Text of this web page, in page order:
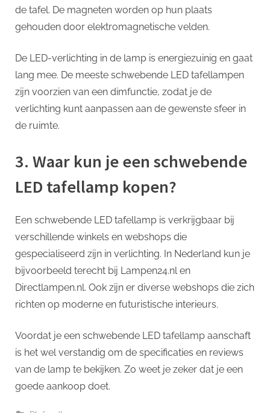
de tafel. De magneten worden op hun plaats
gehouden door elektromagnetische velden.
De LED-verlichting in de lamp is energiezuinig en gaat
lang mee. De meeste schwebende LED tafellampen
zijn voorzien van een dimfunctie, zodat je de
verlichting kunt aanpassen aan de gewenste sfeer in
de ruimte.
3. Waar kun je een schwebende
LED tafellamp kopen?
Een schwebende LED tafellamp is verkrijgbaar bij
verschillende winkels en webshops die
gespecialiseerd zijn in verlichting. In Nederland kun je
bijvoorbeeld terecht bij Lampen24.nl en
Directlampen.nl. Ook zijn er diverse webshops die zich
richten op moderne en futuristische interieurs.
Voordat je een schwebende LED tafellamp aanschaft
is het wel verstandig om de specificaties en reviews
van de lamp te bekijken. Zo weet je zeker dat je een
goede aankoop doet.